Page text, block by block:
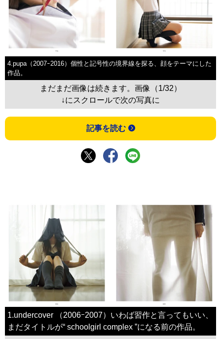
4.pupa（2007ｰ2016）個性と記号性の境界線を探る、顔をテーマにした
作品。
まだまだ画像は続きます。画像（1/32）
↓にスクロールで次の写真に
記事を読む
1.undercover （2006ｰ2007）いわば習作と言ってもいい、
まだタイトルが“ schoolgirl complex ”になる前の作品。